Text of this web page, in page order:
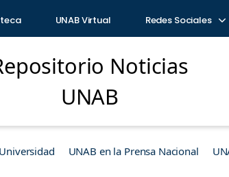
UNAB Virtual Redes Sociales
Noticias
UNAB
Universidad UNAB en la Prensa Nacional